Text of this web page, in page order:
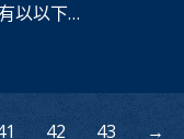
以以下…
42 43 →